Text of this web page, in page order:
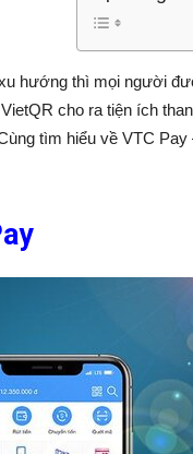
hướng thì mọi người
cho ra tiện ích
tìm hiểu về VTC